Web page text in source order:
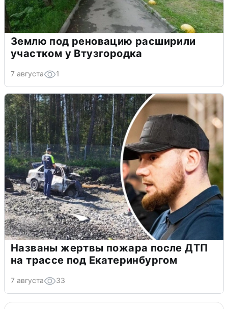
Землю под реновацию расширили
участком у Втузгородка
7 августа 1
Названы жертвы пожара после ДТП
на трассе под Екатеринбургом
7 августа 33